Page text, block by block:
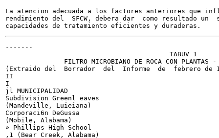
La atencion adecuada a los factores anteriores que
rendimiento del  SFCW, debera dar  como resultado un
-------
                                          TABUV 1
FILTRO MICROBIANO DE ROCA CON PLANTAS
(Extraido del  Borrador  del  Informe  de  febrero de
II
I
jl MUNICIPALIDAD
Subdivision Greenl eaves
(Mandeville, Luieiana)
Corporaci6n DeGussa
(Mobile, Alabama)
» Phillips High School
,1 (Bear Creek, Alabama)